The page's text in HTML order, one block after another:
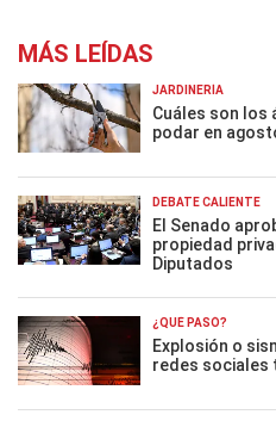
MÁS LEÍDAS
JARDINERÍA
Cuáles son los
podar en
DEBATE CALIENTE
El Senado
propiedad
Diputados
¿QUÉ PASÓ?
Explosión o
redes sociales